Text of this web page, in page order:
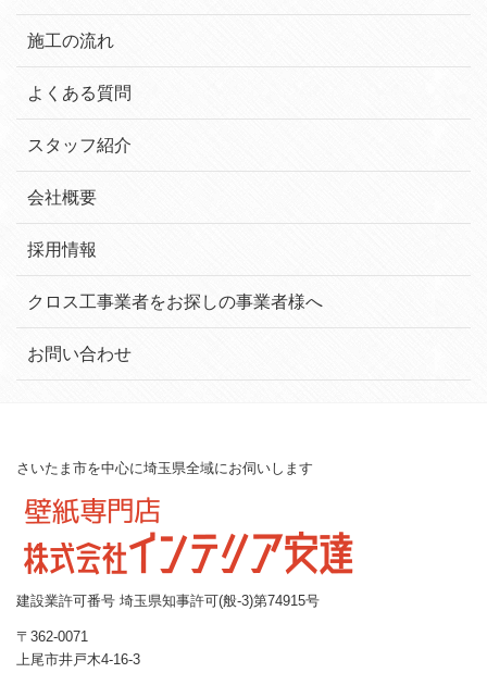
施工の流れ
よくある質問
スタッフ紹介
会社概要
採用情報
クロス工事業者をお探しの事業者様へ
お問い合わせ
さいたま市を中心に埼玉県全域にお伺いします
建設業許可番号 埼玉県知事許可(般-3)第74915号
〒362-0071
上尾市井戸木4-16-3